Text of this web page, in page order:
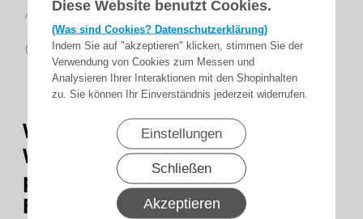
Diese Website benutzt Cookies.
(Was sind Cookies? Datenschutzerklärung)
Indem Sie auf "akzeptieren" klicken, stimmen Sie der
Verwendung von Cookies zum Messen und
Analysieren Ihrer Interaktionen mit den Shopinhalten
zu. Sie können Ihr Einverständnis jederzeit widerrufen.
Einstellungen
Schließen
Akzeptieren
14 Tage
sicher
zahlen
WTS - LED-Lampe - Birne
WARM-WEISS, 230 V, ~ 3W,
passend für Ampeln mit E 27
Fassung